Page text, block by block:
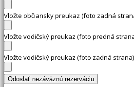
Vložte občiansky preukaz (foto zadná
Vložte vodičský preukaz (foto predná
Vložte vodičský preukaz (foto zadná strana)